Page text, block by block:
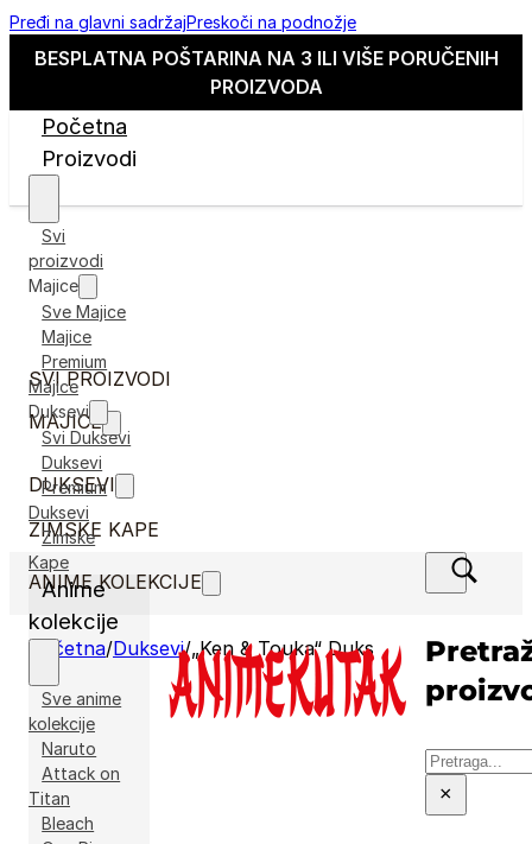
Pređi na glavni sadržajPreskoči na podnožje
BESPLATNA POŠTARINA NA 3 ILI VIŠE PORUČENIH
PROIZVODA
Početna
Proizvodi
Svi
proizvodi
Majice
Sve Majice
Majice
Premium
Majice
Duksevi
Svi Duksevi
Duksevi
Premium
Duksevi
Zimske
Kape
Anime
kolekcije
Sve anime
kolekcije
Naruto
Attack on
Titan
Bleach
Pretraga
×
SVI PROIZVODI
MAJICE
DUKSEVI
ZIMSKE KAPE
ANIME KOLEKCIJE
Početna/Duksevi/„Ken & Touka“ Duks